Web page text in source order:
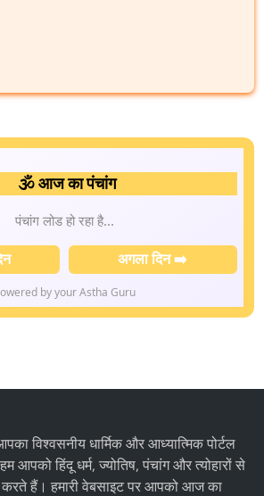
🕉️ आज का पंचांग
पंचांग लोड हो रहा है...
अगला दिन ➡️
by your Astha Guru
विश्वसनीय धार्मिक और आध्यात्मिक पोर्टल
आपको हिंदू धर्म, ज्योतिष,पंचांगऔरत्योहारोंसे
करते हैं। हमारी वेबसाइट पर आपको आज का